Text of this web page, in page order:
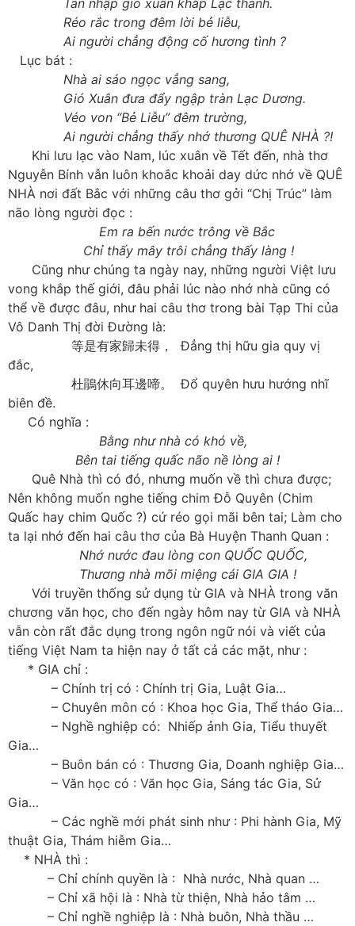
Réo rắc trong đêm lời bẻ liễu,
Ai người chẳng động cố hương tình ?
Lục bát :
Nhà ai sáo ngọc vẳng sang,
Gió Xuân đưa đẩy ngập tràn Lạc Dương.
Véo von “Bẻ Liễu” đêm trường,
Ai người chẳng thấy nhớ thương QUÊ NHÀ ?!
Khi lưu lạc vào Nam, lúc xuân về Tết đến, nhà thơ
Nguyễn Bính vẫn luôn khoắc khoải day dức nhớ về QUÊ
NHÀ nơi đất Bắc với những câu thơ gởi “Chị Trúc” làm
não lòng người đọc :
Em ra bến nước trông về Bắc
Chỉ thấy mây trôi chẳng thấy làng !
Cũng như chúng ta ngày nay, những người Việt lưu
vong khắp thế giới, đâu phải lúc nào nhớ nhà cũng có
thể về được đâu, như hai câu thơ trong bài Tạp Thi của
Vô Danh Thị đời Đường là:
等是有家歸未得， Đẳng thị hữu gia quy vị
đắc,
杜鵑休向耳邊啼。 Đổ quyên hưu hướng nhĩ
biên đề.
Có nghĩa :
Bằng như nhà có khó về,
Bên tai tiếng quấc não nề lòng ai !
Quê Nhà thì có đó, nhưng muốn về thì chưa được;
Nên không muốn nghe tiếng chim Đỗ Quyên (Chim
Quấc hay chim Quốc ?) cứ réo gọi mãi bên tai; Làm cho
ta lại nhớ đến hai câu thơ của Bà Huyện Thanh Quan :
Nhớ nước đau lòng con QUỐC QUỐC,
Thương nhà mõi miệng cái GIA GIA !
Với truyền thống sử dụng từ GIA và NHÀ trong văn
chương văn học, cho đến ngày hôm nay từ GIA và NHÀ
vẫn còn rất đắc dụng trong ngôn ngữ nói và viết của
tiếng Việt Nam ta hiện nay ở tất cả các mặt, như :
* GIA chỉ :
– Chính trị có : Chính trị Gia, Luật Gia…
– Chuyên môn có : Khoa học Gia, Thể tháo Gia…
– Nghề nghiệp có: Nhiếp ảnh Gia, Tiểu thuyết
Gia…
– Buôn bán có : Thương Gia, Doanh nghiệp Gia…
– Văn học có : Văn học Gia, Sáng tác Gia, Sử
Gia…
– Các nghề mới phát sinh như : Phi hành Gia, Mỹ
thuật Gia, Thám hiễm Gia…
* NHÀ thì :
– Chỉ chính quyền là : Nhà nước, Nhà quan …
– Chỉ xã hội là : Nhà từ thiện, Nhà hảo tâm …
– Chỉ nghề nghiệp là : Nhà buôn, Nhà thầu …